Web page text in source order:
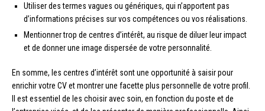
Utiliser des termes vagues ou génériques, qui n’apportent pas
d’informations précises sur vos compétences ou vos réalisations.
Mentionner trop de centres d’intérêt, au risque de diluer leur impact
et de donner une image dispersée de votre personnalité.
En somme, les centres d’intérêt sont une opportunité à saisir pour
enrichir votre CV et montrer une facette plus personnelle de votre profil.
Il est essentiel de les choisir avec soin, en fonction du poste et de